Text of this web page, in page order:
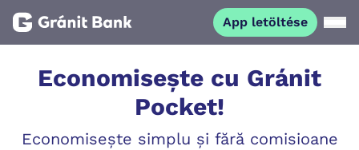
App letöltése
Magánszemélyeknek
Vállalkozásoknak
Economisește cu Gránit
Pocket!
Economisește simplu și fără comisioane